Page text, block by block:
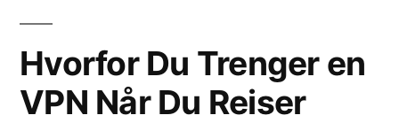
Hvorfor Du Trenger en
VPN Når Du Reiser